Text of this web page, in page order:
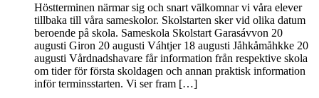
Höstterminen närmar sig och snart välkomnar vi våra elever
tillbaka till våra sameskolor. Skolstarten sker vid olika datum
beroende på skola. Sameskola Skolstart Garasávvon 20
augusti Giron 20 augusti Váhtjer 18 augusti Jåhkåmåhkke 20
augusti Vårdnadshavare får information från respektive skola
om tider för första skoldagen och annan praktisk information
inför terminsstarten. Vi ser fram […]